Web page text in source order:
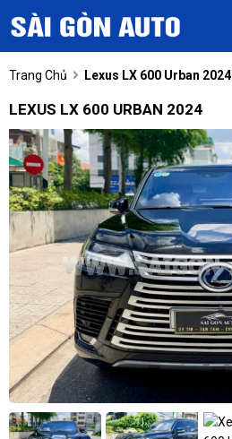
Trang Chủ Lexus LX 600 Urban 2024
LEXUS LX 600 URBAN 2024